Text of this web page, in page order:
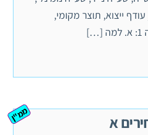
עודף ייצוא, תוצר מקומי,
ממ"ן